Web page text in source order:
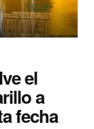
el
a
fecha